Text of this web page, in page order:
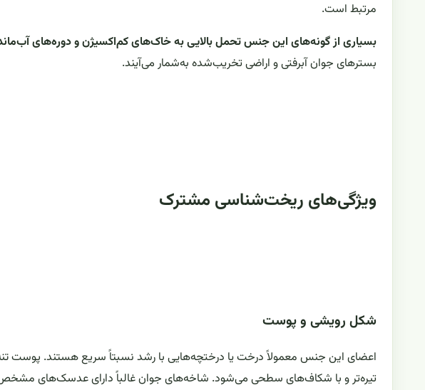
مرتبط است.
بسیاری از گونه‌های این جنس تحمل بالایی به خاک‌های کم‌اکسیژن و دوره‌های
بسترهای جوان آبرفتی و اراضی تخریب‌شده به‌شمار می‌آیند.
ویژگی‌های ریخت‌شناسی مشترک
شکل رویشی و پوست
اعضای این جنس معمولاً درخت یا درختچه‌هایی با رشد نسبتاً سریع هستند. پوست
تیره‌تر و با شکاف‌های سطحی می‌شود. شاخه‌های جوان غالباً دارای عدسک‌های مشخص